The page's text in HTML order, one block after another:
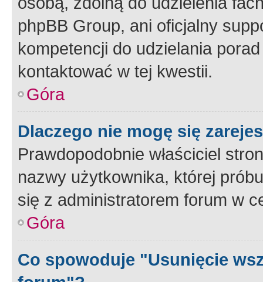
phpBB Group, ani oficjalny
kompetencji do udzielania
kontaktować w tej kwestii.
Góra
Dlaczego nie mogę się
Prawdopodobnie właściciel
nazwy użytkownika, której
się z administratorem forum w
Góra
Co spowoduje "Usunięcie